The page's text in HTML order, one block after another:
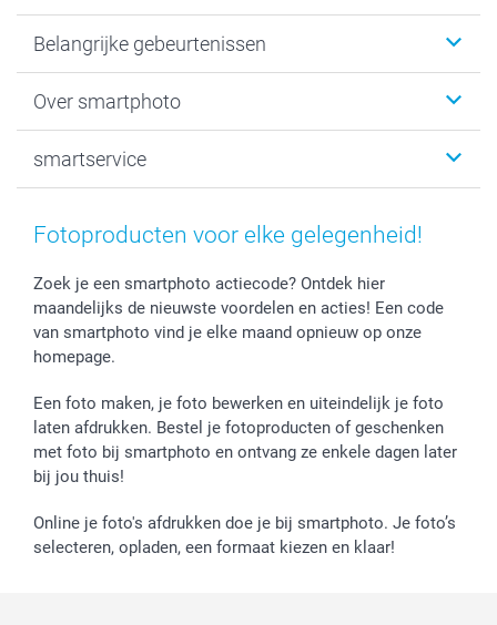
Fotogeschenken
Fotoprints, Fotoposter & Fotoalbum met fotoprints
MyNameBook
Stickers en Etiketten
Fotokalenders & Fotoagenda's
Belangrijke gebeurtenissen
Baby
Communie- en Lentefeest
Geschenken voor hem
Moederdag
Vaderdag
Verjaardag
Geboorte
Over smartphoto
Duurzaamheid
Voorwaarden
Klachtenregeling
Wettelijke garantie
Privacybeleid
Cookiebeleid
Prijslijst
Jobs & Stages
Investor Relations
smartservice
smartgarantie
Betalingsmogelijkheden
Grote bestellingen
Levering
Mijn orderstatus
smartfriends
Fotoproducten voor elke gelegenheid!
Zoek je een smartphoto actiecode? Ontdek hier
maandelijks de nieuwste voordelen en acties! Een code
van smartphoto vind je elke maand opnieuw op onze
homepage.
Een foto maken, je foto bewerken en uiteindelijk je foto
laten afdrukken. Bestel je fotoproducten of geschenken
met foto bij smartphoto en ontvang ze enkele dagen later
bij jou thuis!
Online je foto's afdrukken doe je bij smartphoto. Je foto’s
selecteren, opladen, een formaat kiezen en klaar!